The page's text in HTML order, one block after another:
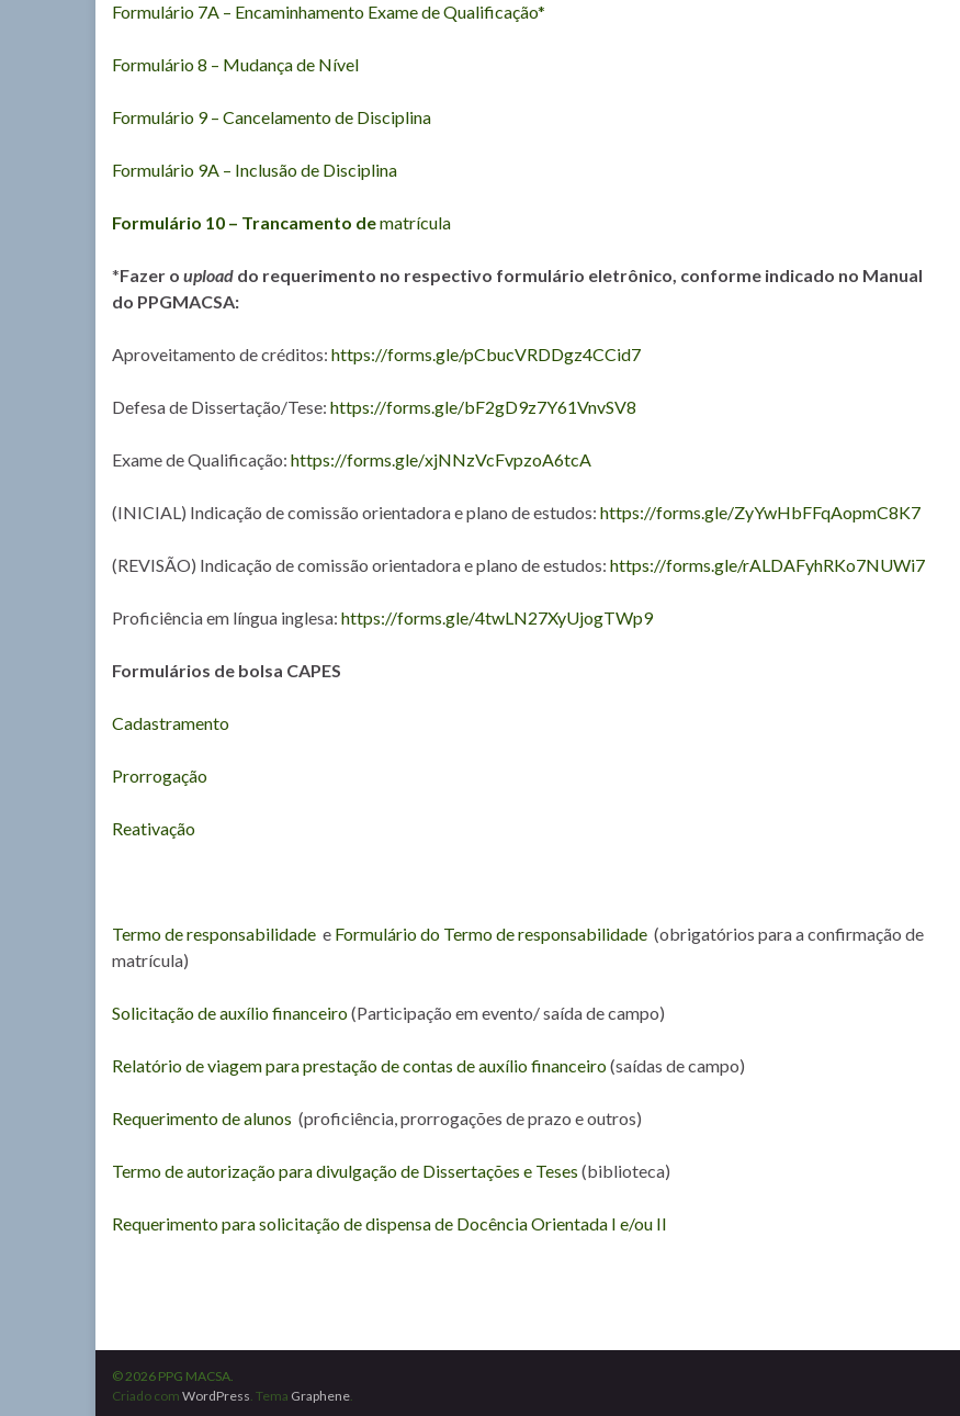
Formulário 7A – Encaminhamento Exame de Qualificação*
Formulário 8 – Mudança de Nível
Formulário 9 – Cancelamento de Disciplina
Formulário 9A – Inclusão de Disciplina
Formulário 10 – Trancamento dematrícula
*Fazer o upload do requerimento no respectivo formulário eletrônico, conforme indicado no Manual
do PPGMACSA:
Aproveitamento de créditos: https://forms.gle/pCbucVRDDgz4CCid7
Defesa de Dissertação/Tese: https://forms.gle/bF2gD9z7Y61VnvSV8
Exame de Qualificação: https://forms.gle/xjNNzVcFvpzoA6tcA
(INICIAL) Indicação de comissão orientadora e plano de estudos: https://forms.gle/ZyYwHbFFqAopmC8K7
(REVISÃO) Indicação de comissão orientadora e plano de estudos: https://forms.gle/rALDAFyhRKo7NUWi7
Proficiência em língua inglesa: https://forms.gle/4twLN27XyUjogTWp9
Formulários de bolsa CAPES
Cadastramento
Prorrogação
Reativação
Termo de responsabilidade e Formulário do Termo de responsabilidade (obrigatórios para a confirmação de
matrícula)
Solicitação de auxílio financeiro(Participação em evento/ saída de campo)
Relatório de viagem para prestação de contas de auxílio financeiro(saídas de campo)
Requerimento de alunos (proficiência, prorrogações de prazo e outros)
Termo de autorização para divulgação de Dissertações e Teses (biblioteca)
Requerimento para solicitação de dispensa de Docência Orientada I e/ou II
© 2026 PPG MACSA.
Criado com WordPress. Tema Graphene.